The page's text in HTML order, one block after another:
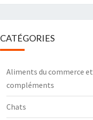
CATÉGORIES
Aliments du commerce et
compléments
Chats